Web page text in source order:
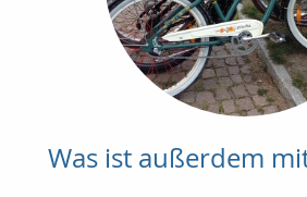
Was ist außerdem